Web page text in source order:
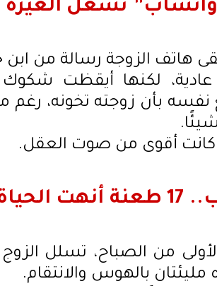
تشعل الغيرة
هاتف الزوجة رسالة من ابن
عادية، لكنها أيقظت
نفسه بأن زوجته تخونه، رغم
أقوى من صوت العقل.
من الصباح، تسلل
مليئتان بالهوس والانتقام.